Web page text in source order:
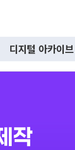
디지털 아카이브
작